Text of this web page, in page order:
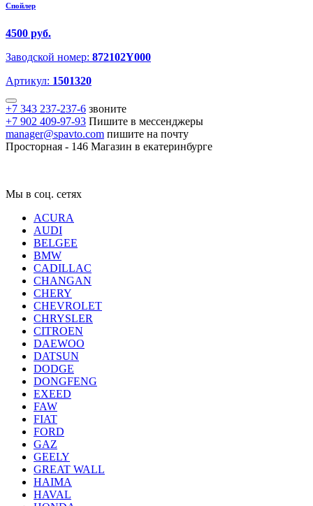
Спойлер
4500 руб.
Заводской номер: 872102Y000
Артикул: 1501320
+7 343 237-237-6 звоните
+7 902 409-97-93 Пишите в мессенджеры
manager@spavto.com пишите на почту
Просторная - 146 Магазин в екатеринбурге
Мы в соц. сетях
ACURA
AUDI
BELGEE
BMW
CADILLAC
CHANGAN
CHERY
CHEVROLET
CHRYSLER
CITROEN
DAEWOO
DATSUN
DODGE
DONGFENG
EXEED
FAW
FIAT
FORD
GAZ
GEELY
GREAT WALL
HAIMA
HAVAL